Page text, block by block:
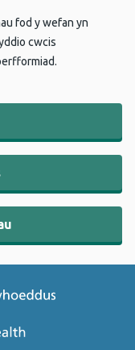
fod y wefan yn
cwcis